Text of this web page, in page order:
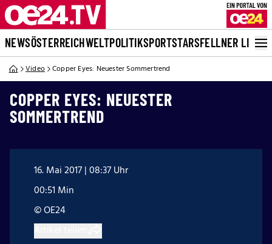
NEWSÖSTERREICHWELTPOLITIKSPORTSTARSFELLNER LIVE
Video Copper Eyes: Neuester Sommertrend
COPPER EYES: NEUESTER
SOMMERTREND
16. Mai 2017 | 08:37 Uhr
00:51 Min
© OE24